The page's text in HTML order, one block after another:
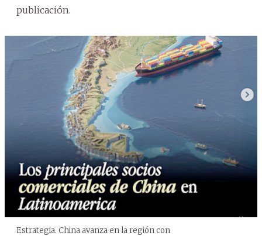
publicación.
Estrategia. China avanza en la región con